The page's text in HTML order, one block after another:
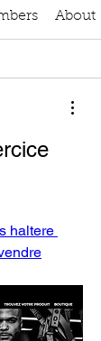
About
haltere